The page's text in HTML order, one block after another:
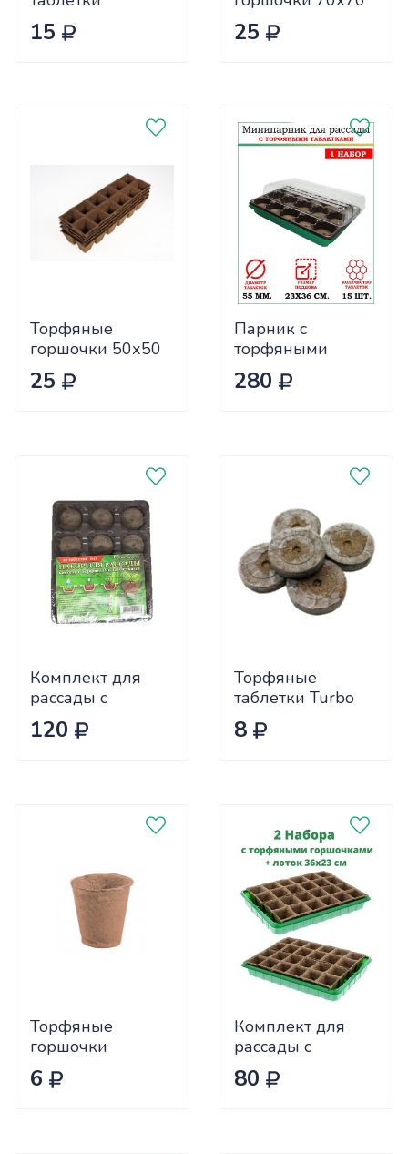
Джифи-7 (36мм)
15
квадратные (цена
за 8шт) х60
25
Торфяные
горшочки 50х50
квадратные (цена
за 12шт) х120
25
Парник с
торфяными
таблетками 41мм
(комплект 24 таб)
280
Комплект для
рассады с
торф.табл.41мм
12таблеток (44)
120
Торфяные
таблетки Turbo
24 мм.
8
Торфяные
горшочки
100х110 (х150)
6
Комплект для
рассады с
торф.горш. 50*50
+лоток (15шт)
80